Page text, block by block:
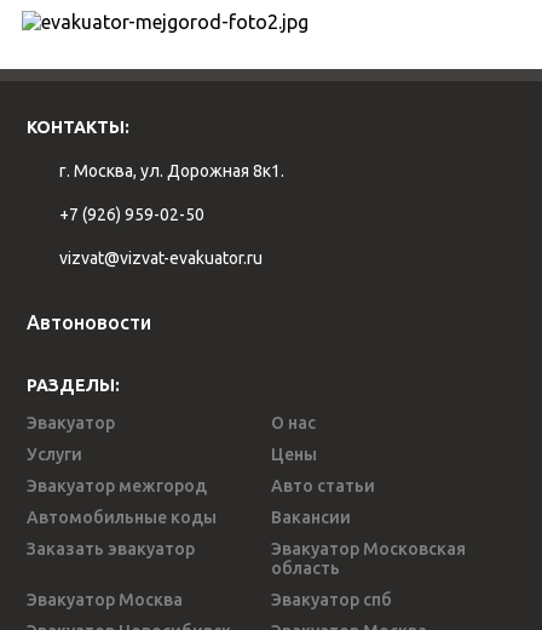
КОНТАКТЫ:
г. Москва, ул. Дорожная 8к1.
+7 (926) 959-02-50
vizvat@vizvat-evakuator.ru
Автоновости
РАЗДЕЛЫ:
Эвакуатор
О нас
Услуги
Цены
Эвакуатор межгород
Авто статьи
Автомобильные коды
Вакансии
Заказать эвакуатор
Эвакуатор Московская
область
Эвакуатор Москва
Эвакуатор спб